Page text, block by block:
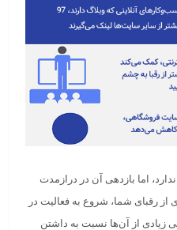
اما بازدهی آن در درازمدت
از رقبای شما، شروع به فعالیت در
زیادی از آن‌ها نسبت به داشتن